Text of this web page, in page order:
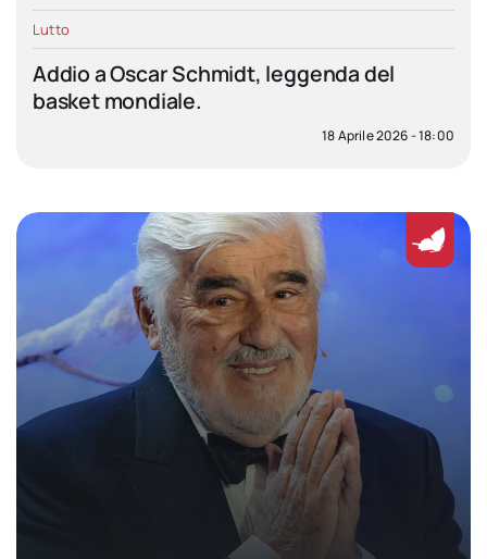
Lutto
Addio a Oscar Schmidt, leggenda del
basket mondiale.
18 Aprile 2026 - 18:00